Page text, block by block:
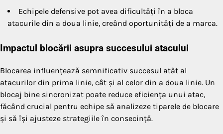
Echipele defensive pot avea dificultăți în a bloca
atacurile din a doua linie, creând oportunități de a marca.
Impactul blocării asupra succesului atacului
Blocarea influențează semnificativ succesul atât al
atacurilor din prima linie, cât și al celor din a doua linie. Un
blocaj bine sincronizat poate reduce eficiența unui atac,
făcând crucial pentru echipe să analizeze tiparele de blocare
și să își ajusteze strategiile în consecință.